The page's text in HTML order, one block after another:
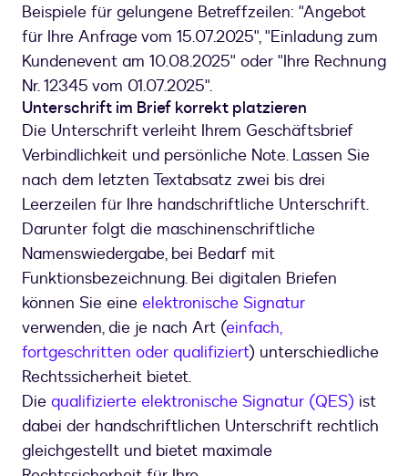
Beispiele für gelungene Betreffzeilen: "Angebot
für Ihre Anfrage vom 15.07.2025", "Einladung zum
Kundenevent am 10.08.2025" oder "Ihre Rechnung
Nr. 12345 vom 01.07.2025".
Unterschrift im Brief korrekt platzieren
Die Unterschrift verleiht Ihrem Geschäftsbrief
Verbindlichkeit und persönliche Note. Lassen Sie
nach dem letzten Textabsatz zwei bis drei
Leerzeilen für Ihre handschriftliche Unterschrift.
Darunter folgt die maschinenschriftliche
Namenswiedergabe, bei Bedarf mit
Funktionsbezeichnung. Bei digitalen Briefen
können Sie eine elektronische Signatur
verwenden, die je nach Art (einfach,
fortgeschritten oder qualifiziert) unterschiedliche
Rechtssicherheit bietet.
Die qualifizierte elektronische Signatur (QES) ist
dabei der handschriftlichen Unterschrift rechtlich
gleichgestellt und bietet maximale